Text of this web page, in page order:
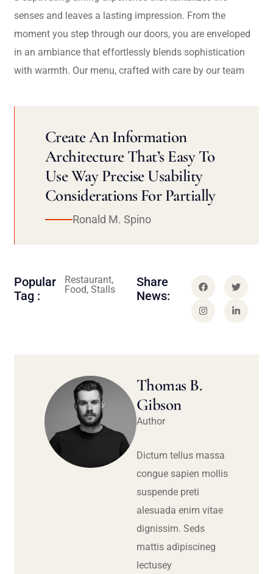
senses and leaves a lasting impression. From the
moment you step through our doors, you are enveloped
in an ambiance that effortlessly blends sophistication
with warmth. Our menu, crafted with care by our team
Create An Information
Architecture That’s Easy To
Use Way Precise Usability
Considerations For Partially
Ronald M. Spino
Popular
Tag :
Restaurant,
Food, Stalls
Share
News:
Thomas B.
Gibson
Author
Dictum tellus massa
congue sapien mollis
suspende preti
alesuada enim vitae
dignissim. Seds
mattis adipiscineg
lectusey